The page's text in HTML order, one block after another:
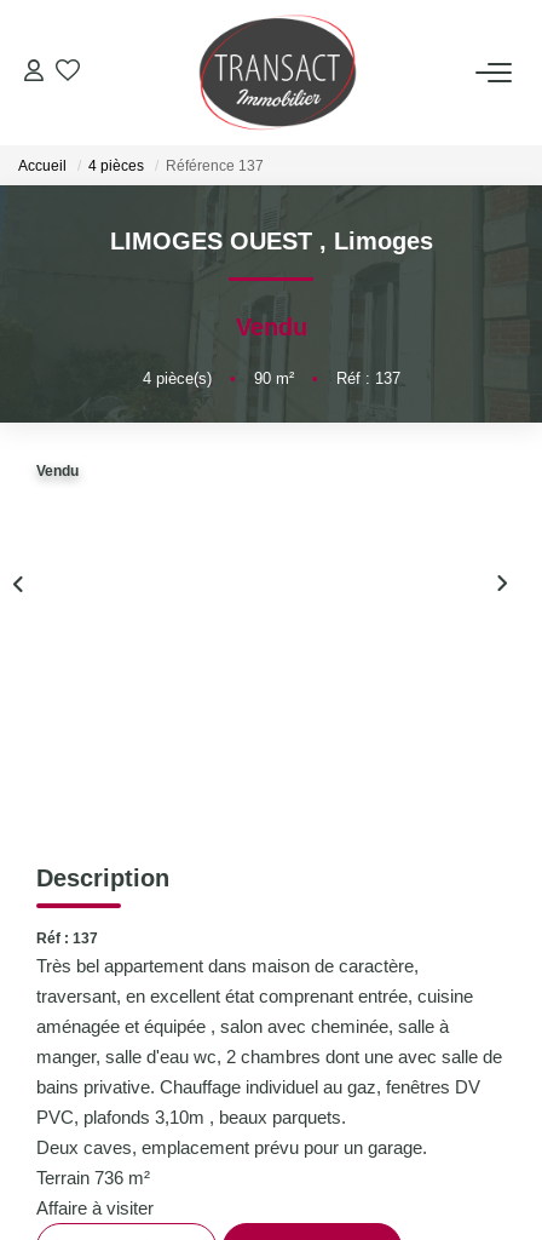
ACCUEIL
ESTIMER
Accueil 4 pièces Référence 137
LIMOGES OUEST , Limoges
Vendu
4pièce(s) • 90m² • Réf : 137
Vendu
Description
Réf : 137
Très bel appartement dans maison de caractère,
traversant, en excellent état comprenant entrée, cuisine
aménagée et équipée , salon avec cheminée, salle à
manger, salle d'eau wc, 2 chambres dont une avec salle de
bains privative. Chauffage individuel au gaz, fenêtres DV
PVC, plafonds 3,10m , beaux parquets.
Deux caves, emplacement prévu pour un garage.
Terrain 736 m²
Affaire à visiter